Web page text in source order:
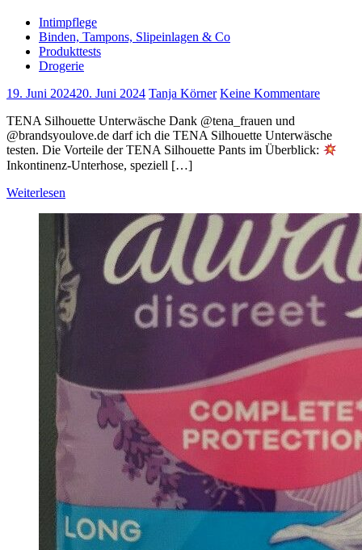
Intimpflege
Binden, Tampons, Slipeinlagen & Co
Produkttests
Drogerie
19. Juni 202420. Juni 2024 Tanja Körner Keine Kommentare
TENA Silhouette Unterwäsche Dank @tena_frauen und
@brandsyoulove.de darf ich die TENA Silhouette Unterwäsche
testen. Die Vorteile der TENA Silhouette Pants im Überblick:
Inkontinenz-Unterhose, speziell […]
Weiterlesen